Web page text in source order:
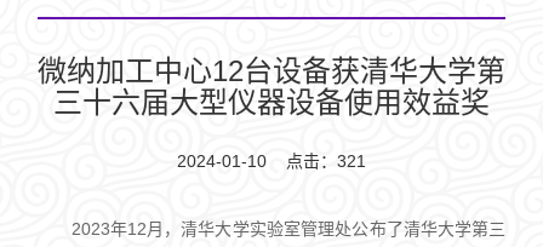
微纳加工中心12台设备获清华大学第
三十六届大型仪器设备使用效益奖
2024-01-10 点击： 321
2023年12月，清华大学实验室管理处公布了清华大学第三